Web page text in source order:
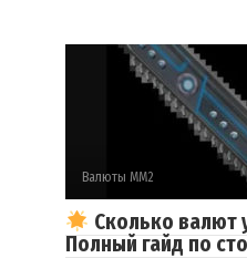
Валюты ММ2
Сколько валют
Полный гайд по